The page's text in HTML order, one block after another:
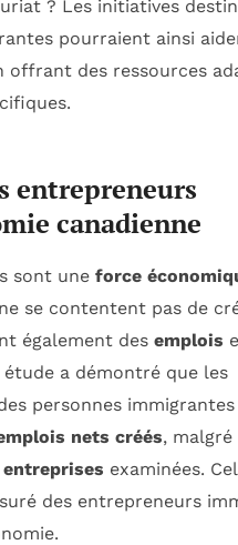
? Les initiatives
pourraient ainsi
des ressources
entrepreneurs
canadienne
sont une force
se contentent pas de
également des emplois
a démontré que les
personnes
nets créés, malgré
entreprises examinées.
des entrepreneurs